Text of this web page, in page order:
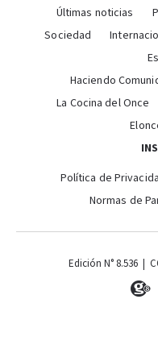
Últimas noticias
Sociedad
Haciendo
La Cocina del Once
Política de
Normas de
Edición N° 8.536 |